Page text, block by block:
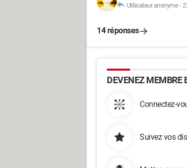
Utilisateur anonyme-
14 réponses
DEVENEZ MEMBRE
Connectez-
Suivez vos